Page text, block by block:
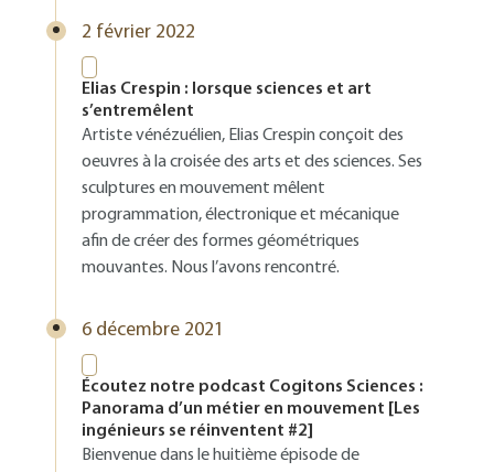
2 février 2022
Elias Crespin : lorsque sciences et art
s’entremêlent
Artiste vénézuélien, Elias Crespin conçoit des
oeuvres à la croisée des arts et des sciences. Ses
sculptures en mouvement mêlent
programmation, électronique et mécanique
afin de créer des formes géométriques
mouvantes. Nous l’avons rencontré.
6 décembre 2021
Écoutez notre podcast Cogitons Sciences :
Panorama d’un métier en mouvement [Les
ingénieurs se réinventent #2]
Bienvenue dans le huitième épisode de